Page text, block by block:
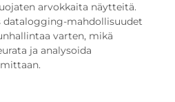
arvokkaita näytteitä.
datalogging-mahdollisuudet
varten, mikä
ja analysoida